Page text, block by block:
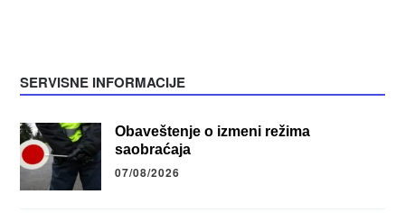
SERVISNE INFORMACIJE
Obaveštenje o izmeni režima
saobraćaja
07/08/2026